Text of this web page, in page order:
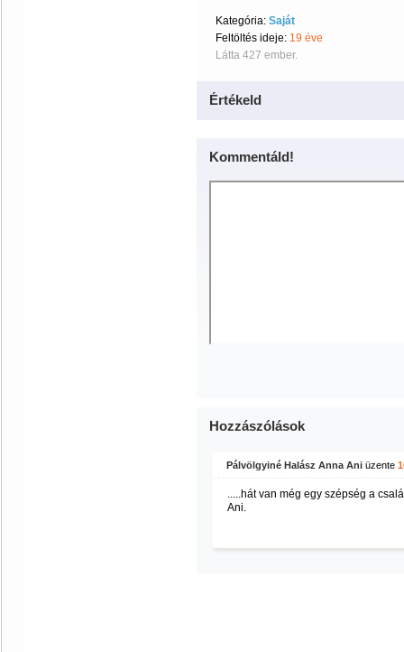
Kategória: Saját
Feltöltés ideje: 19 éve
Látta 427 ember.
Értékeld
Kommentáld!
Hozzászólások
Pálvölgyiné Halász Anna Ani üzente
.....hát van még egy szépség a
Ani.